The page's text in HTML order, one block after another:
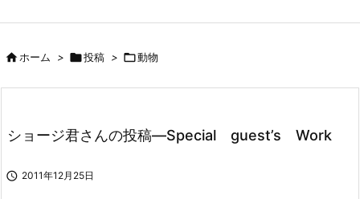
サイド


ホーム > 投稿 > 動物
ショージ君さんの投稿—Special guest’s Work
 2011年12月25日